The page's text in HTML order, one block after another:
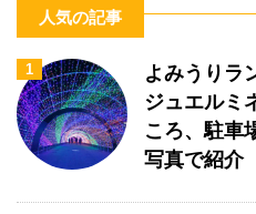
人気の記事
1
よみうりラ
ジュエルミ
ころ、駐車
写真で紹介